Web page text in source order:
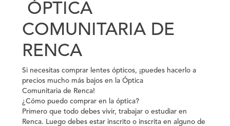
ÓPTICA
COMUNITARIA DE
RENCA
Si necesitas comprar lentes ópticos, ¡puedes hacerlo a
precios mucho más bajos en la Óptica
Comunitaria de Renca!
¿Cómo puedo comprar en la óptica?
Primero que todo debes vivir, trabajar o estudiar en
Renca. Luego debes estar inscrito o inscrita en alguno de